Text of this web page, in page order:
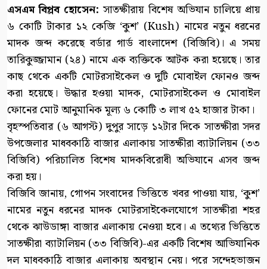
এসএম বিপ্লব হোসেন: সাতক্ষীরায় বিশেষ অভিযান চালিয়ে প্রায়
৬ কোটি টাকার ১২ কেজি ‘কুশ’ (Kush) নামের নতুন ধরনের
মাদক জব্দ করেছে বর্ডার গার্ড বাংলাদেশ (বিজিবি)। এ সময়
তারিকুজ্জামান (২৪) নামে এক ব্যক্তিকে আটক করা হয়েছে। তার
কাছ থেকে একটি মোটরসাইকেল ও দুটি মোবাইল ফোনও জব্দ
করা হয়েছে। উদ্ধার হওয়া মাদক, মোটরসাইকেল ও মোবাইল
ফোনের মোট আনুমানিক মূল্য ৬ কোটি ৩ লাখ ৫২ হাজার টাকা।
বৃহস্পতিবার (৬ আগস্ট) দুপুর সাড়ে ১২টার দিকে সাতক্ষীরা সদর
উপজেলার মাধবকাঠি বাজার এলাকায় সাতক্ষীরা ব্যাটালিয়ন (৩৩
বিজিবি) পরিচালিত বিশেষ মাদকবিরোধী অভিযানে এসব জব্দ
করা হয়।
বিজিবি জানায়, গোপন সংবাদের ভিত্তিতে খবর পাওয়া যায়, ‘কুশ’
নামের নতুন ধরনের মাদক মোটরসাইকেলযোগে সাতক্ষীরা শহর
থেকে ঝাউডাঙ্গা বাজার এলাকায় নেওয়া হবে। এ তথ্যের ভিত্তিতে
সাতক্ষীরা ব্যাটালিয়ন (৩৩ বিজিবি)-এর একটি বিশেষ আভিযানিক
দল মাধবকাঠি বাজার এলাকায় অবস্থান নেয়। পরে সন্দেহভাজন